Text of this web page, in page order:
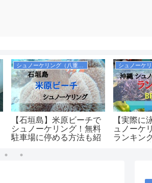
シュノーケリング（八重山諸島）
【石垣島】米原ビーチで
シュノーケリング！無料
駐車場に停める方法も紹
衣室も完備！
シュノーケ
【実際に
ュノーケ
ランキン